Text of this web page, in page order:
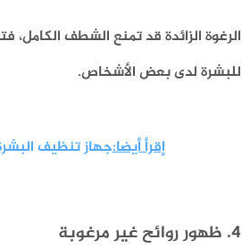
الرغوة الزائدة قد تمنع الشطف
للبشرة لدى بعض الأشخاص.
إقرأ أيضا:جهاز تنظيف
4. ظهور روائح غير مرغوبة